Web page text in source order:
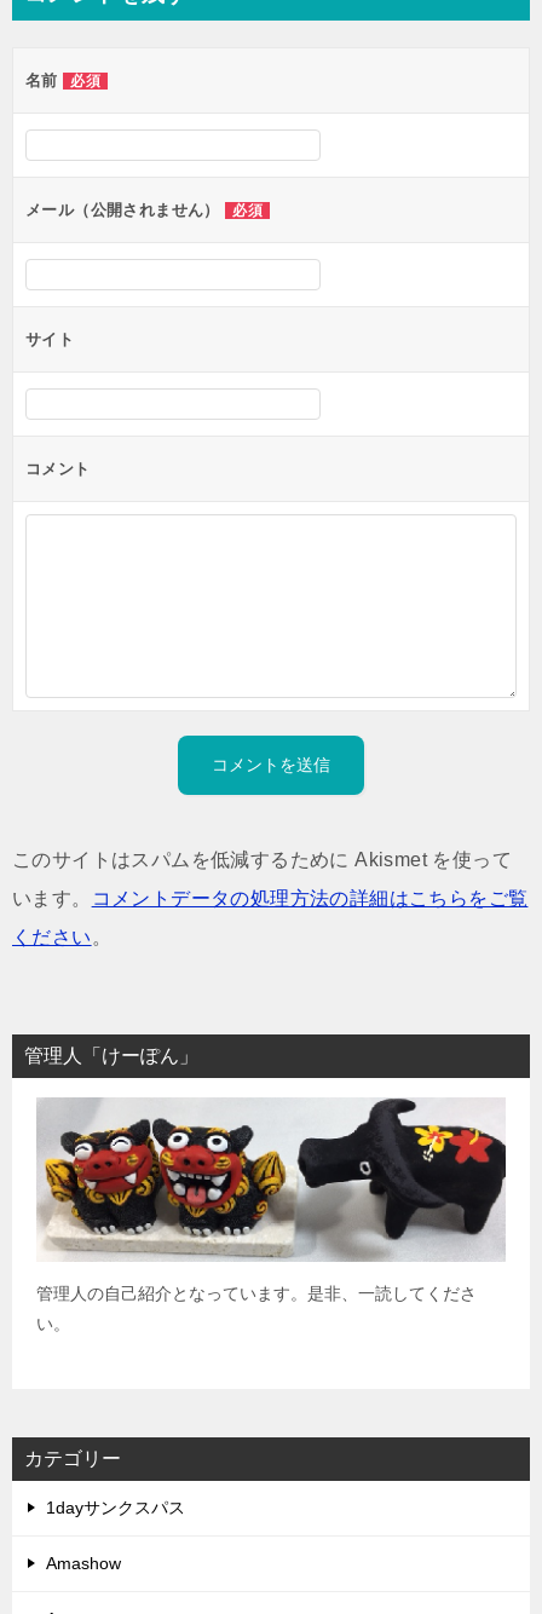
ビ
ー
シ
ン
名前 必須
メール（公開されません） 必須
サイト
コメント
このサイトはスパムを低減するために Akismet を使って
います。
コメントデータの処理方法の詳細はこちらをご覧
ください 。
管理人「けーぽん」
管理人の自己紹介となっています。是非、一読してくださ
い。
カテゴリー
1dayサンクスパス
Amashow